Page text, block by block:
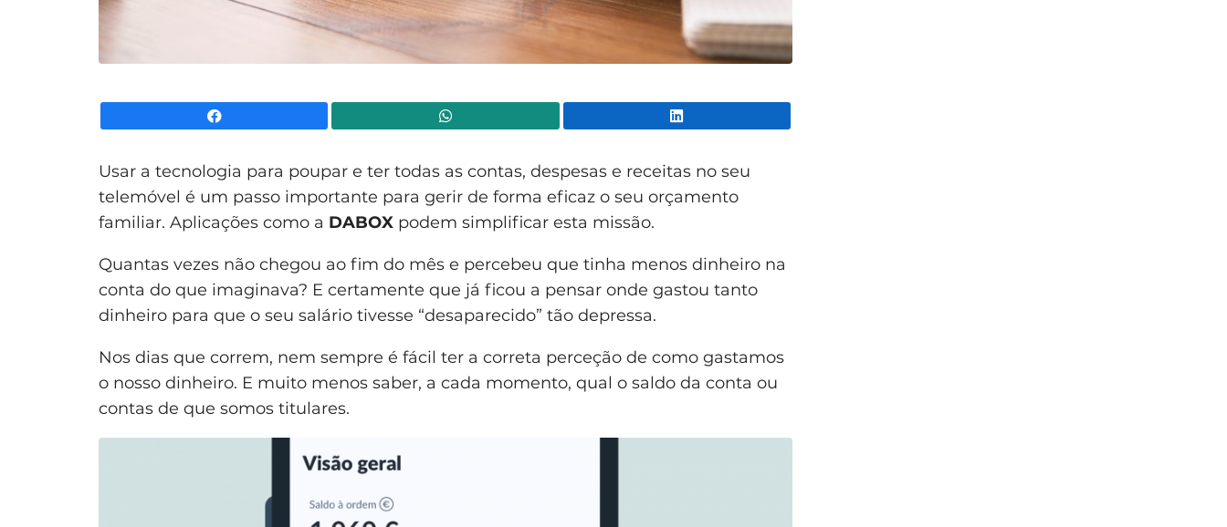
Usar a tecnologia para poupar e ter todas as contas, despesas e receitas no seu
telemóvel é um passo importante para gerir de forma eficaz o seu orçamento
familiar. Aplicações como a DABOX podem simplificar esta missão.
Quantas vezes não chegou ao fim do mês e percebeu que tinha menos dinheiro na
conta do que imaginava? E certamente que já ficou a pensar onde gastou tanto
dinheiro para que o seu salário tivesse “desaparecido” tão depressa.
Nos dias que correm, nem sempre é fácil ter a correta perceção de como gastamos
o nosso dinheiro. E muito menos saber, a cada momento, qual o saldo da conta ou
contas de que somos titulares.